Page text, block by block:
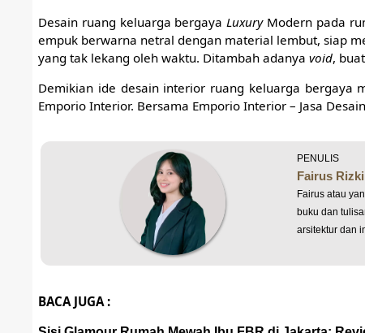
Desain ruang keluarga bergayaLuxuryModern pada
empuk berwarna netral dengan material lembut, siap
yang tak lekang oleh waktu. Ditambah adanyavoid,
Demikian ide desain interior ruang keluarga bergaya
Emporio Interior. Bersama Emporio Interior – Jasa
PENULIS
Fairus
Fairus atau
buku dan
arsitektur dan
BACA JUGA :